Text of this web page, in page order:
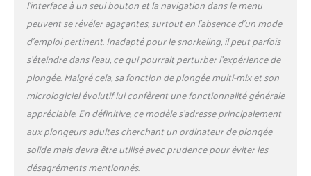
l’interface à un seul bouton et la navigation dans le menu
peuvent se révéler agaçantes, surtout en l’absence d’un mode
d’emploi pertinent. Inadapté pour le snorkeling, il peut parfois
s’éteindre dans l’eau, ce qui pourrait perturber l’expérience de
plongée. Malgré cela, sa fonction de plongée multi-mix et son
micrologiciel évolutif lui confèrent une fonctionnalité générale
appréciable. En définitive, ce modèle s’adresse principalement
aux plongeurs adultes cherchant un ordinateur de plongée
solide mais devra être utilisé avec prudence pour éviter les
désagréments mentionnés.